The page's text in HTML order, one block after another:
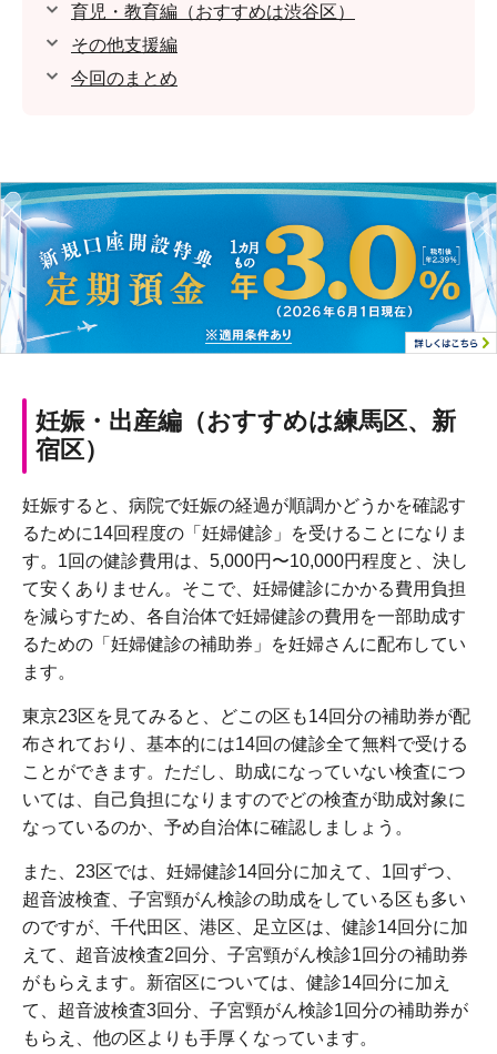
育児・教育編（おすすめは渋谷区）
その他支援編
今回のまとめ
妊娠・出産編（おすすめは練馬区、新
宿区）
妊娠すると、病院で妊娠の経過が順調かどうかを確認す
るために14回程度の「妊婦健診」を受けることになりま
す。1回の健診費用は、5,000円〜10,000円程度と、決し
て安くありません。そこで、妊婦健診にかかる費用負担
を減らすため、各自治体で妊婦健診の費用を一部助成す
るための「妊婦健診の補助券」を妊婦さんに配布してい
ます。
東京23区を見てみると、どこの区も14回分の補助券が配
布されており、基本的には14回の健診全て無料で受ける
ことができます。ただし、助成になっていない検査につ
いては、自己負担になりますのでどの検査が助成対象に
なっているのか、予め自治体に確認しましょう。
また、23区では、妊婦健診14回分に加えて、1回ずつ、
超音波検査、子宮頸がん検診の助成をしている区も多い
のですが、千代田区、港区、足立区は、健診14回分に加
えて、超音波検査2回分、子宮頸がん検診1回分の補助券
がもらえます。新宿区については、健診14回分に加え
て、超音波検査3回分、子宮頸がん検診1回分の補助券が
もらえ、他の区よりも手厚くなっています。